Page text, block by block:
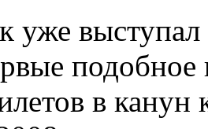
уже
подобное
в канун